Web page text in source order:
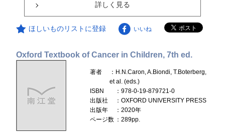
詳しく見る
ほしいものリストに登録 いいね
Oxford Textbook of Cancer in Children, 7th ed.
著者
：H.N.Caron, A.Biondi, T.Boterberg,
et al. (eds.)
ISBN
：978-0-19-879721-0
出版社
：OXFORD UNIVERSITY PRESS
出版年
：2020年
ページ数 ：289pp.